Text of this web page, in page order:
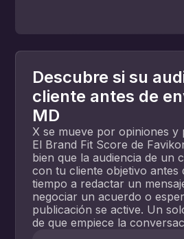
Descubre si su
cliente antes de
MD
X se mueve por opiniones y
El Brand Fit Score de
bien que la audiencia de un
con tu cliente objetivo antes
tiempo a redactar un
negociar un acuerdo o
publicación se active. Un
de que empiece la